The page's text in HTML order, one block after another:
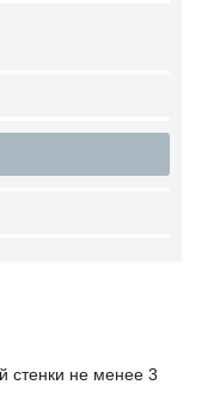
стенки не менее 3